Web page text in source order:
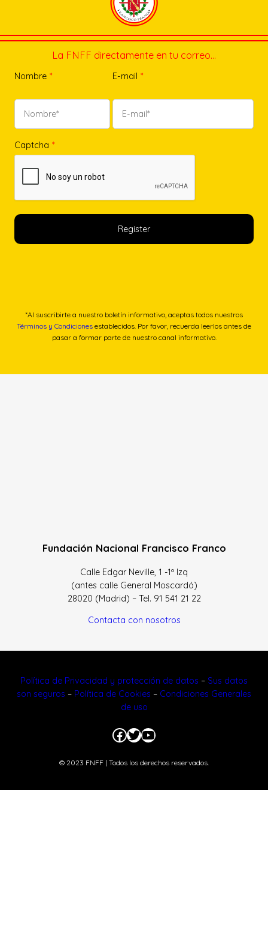
La FNFF directamente en tu correo…
Nombre * E-mail *
Captcha *
*Al suscribirte a nuestro boletín informativo, aceptas todos nuestros
Términos y Condiciones establecidos. Por favor, recuerda leerlos antes de
pasar a formar parte de nuestro canal informativo.
Fundación Nacional Francisco Franco
Calle Edgar Neville, 1 -1º Izq
(antes calle General Moscardó)
28020 (Madrid) – Tel. 91 541 21 22
Contacta con nosotros
Política de Privacidad y protección de datos – Sus datos
son seguros – Política de Cookies – Condiciones Generales
de uso
Facebook
Twitter
YouTube
© 2023 FNFF | Todos los derechos reservados.